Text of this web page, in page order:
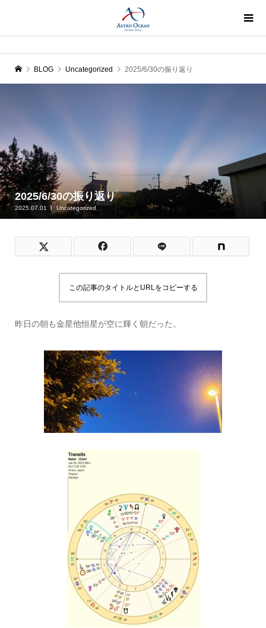
BLOG Uncategorized 2025/6/30の振り返り
2025/6/30の振り返り
2025.07.01 Uncategorized
この記事のタイトルとURLをコピーする
昨日の朝も金星他恒星が空に輝く朝だった。